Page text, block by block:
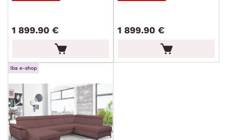
1 899.90 € 1 899.90 €
Iba e-shop